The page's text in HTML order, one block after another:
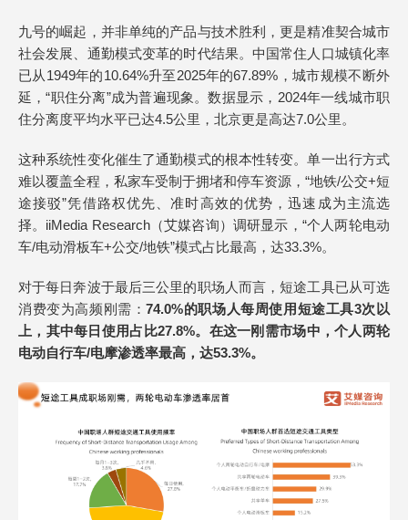
九号的崛起，并非单纯的产品与技术胜利，更是精准契合城市
社会发展、通勤模式变革的时代结果。中国常住人口城镇化率
已从1949年的10.64%升至2025年的67.89%，城市规模不断外
延，“职住分离”成为普遍现象。数据显示，2024年一线城市职
住分离度平均水平已达4.5公里，北京更是高达7.0公里。
这种系统性变化催生了通勤模式的根本性转变。单一出行方式
难以覆盖全程，私家车受制于拥堵和停车资源，“地铁/公交+短
途接驳”凭借路权优先、准时高效的优势，迅速成为主流选
择。iiMedia Research（艾媒咨询）调研显示，“个人两轮电动
车/电动滑板车+公交/地铁”模式占比最高，达33.3%。
对于每日奔波于最后三公里的职场人而言，短途工具已从可选
消费变为高频刚需：74.0%的职场人每周使用短途工具3次以
上，其中每日使用占比27.8%。在这一刚需市场中，个人两轮
电动自行车/电摩渗透率最高，达53.3%。